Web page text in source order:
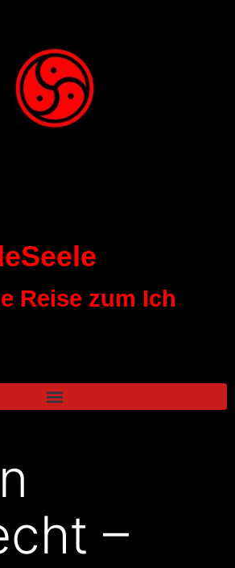
Reise zum Ich
–